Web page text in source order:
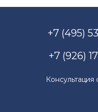
+7 (495)
+7 (926)
Консультация